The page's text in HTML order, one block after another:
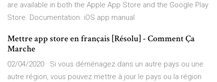
are available in both the Apple App Store and the Google Play
Store. Documentation. iOS app manual
Mettre app store en français [Résolu] - Comment Ça
Marche
02/04/2020 · Si vous déménagez dans un autre pays ou une
autre région, vous pouvez mettre à jour le pays ou la région